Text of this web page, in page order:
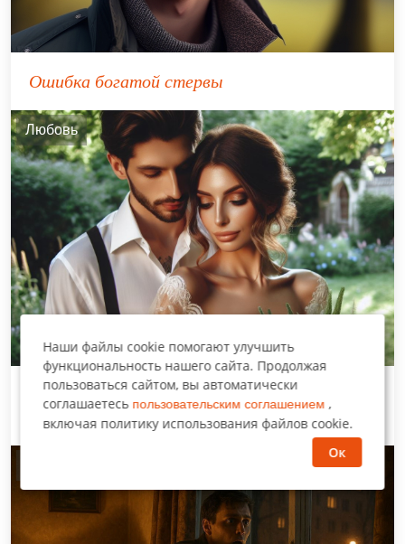
Ошибка богатой стервы
Любовь
Где найти свою любовь? ТОП-10 мест для
незабываемых знакомств!
Наши файлы cookie помогают улучшить
функциональность нашего сайта. Продолжая
пользоваться сайтом, вы автоматически
соглашаетесь пользовательским соглашением ,
включая политику использования файлов cookie.
Ок